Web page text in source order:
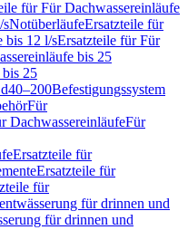
für Für Dachwassereinläufe
sNotüberläufeErsatzteile für
bis 12 l/sErsatzteile für Für
bis 25
25
Befestigungssystem
Für
DachwassereinläufeFür
Ersatzteile für
Ersatzteile für
für
für drinnen und
für drinnen und